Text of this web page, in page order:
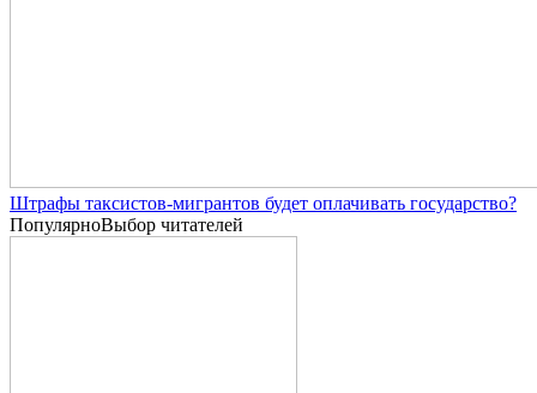
Штрафы таксистов-мигрантов будет оплачивать государство?
ПопулярноВыбор читателей